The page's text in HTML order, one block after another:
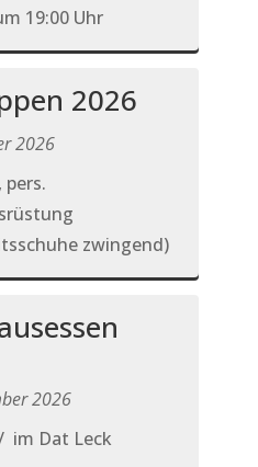
19:00 Uhr
2026
2026
pers.
zwingend)
2026
im Dat Leck